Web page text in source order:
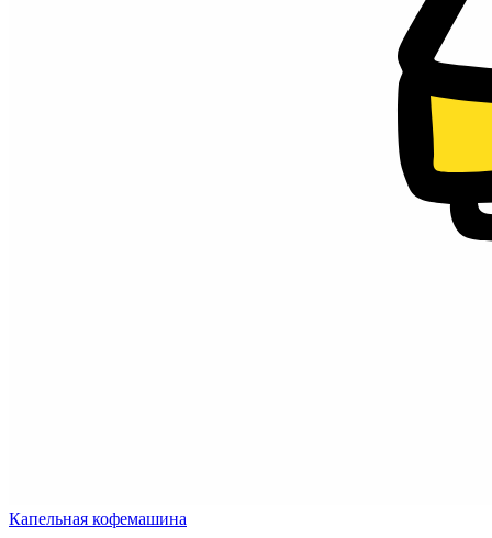
Капельная кофемашина